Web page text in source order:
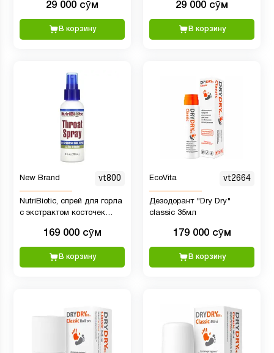
женьшенем, 40 мл
29 000 сӯм
В корзину
29 000 сӯм
В корзину
New Brand vt800
NutriBiotic, спрей для горла
с экстрактом косточек
ментолом, 118 мл
169 000 сӯм
В корзину
EcoVita vt2664
Дезодорант "Dry Dry"
classic 35мл
179 000 сӯм
В корзину